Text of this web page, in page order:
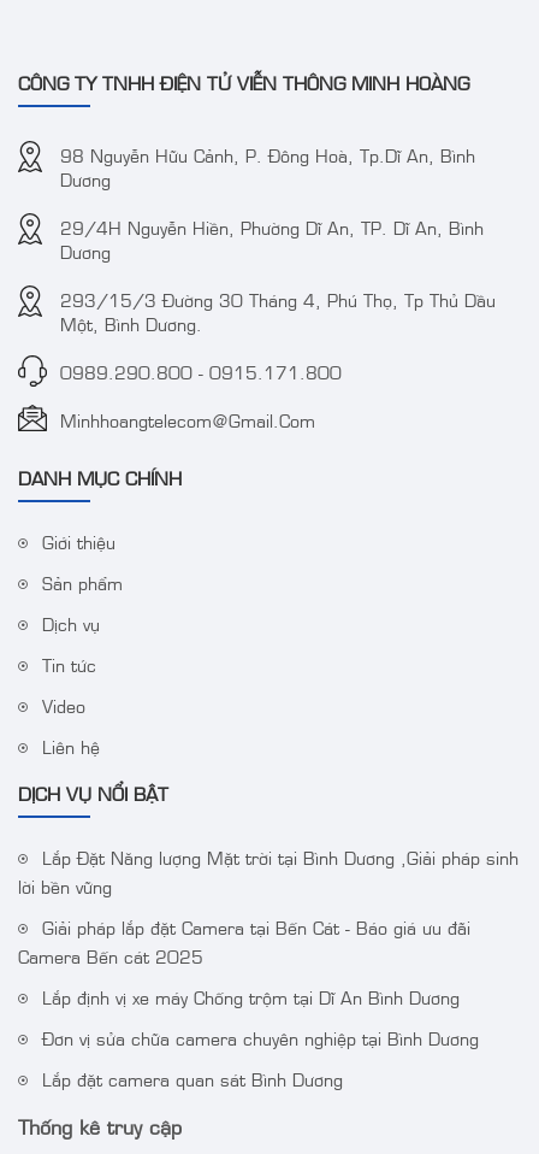
CÔNG TY TNHH ĐIỆN TỬ VIỄN THÔNG MINH HOÀNG
98 Nguyễn Hữu Cảnh, P. Đông Hoà, Tp.Dĩ An, Bình
Dương
29/4H Nguyễn Hiền, Phường Dĩ An, TP. Dĩ An, Bình
Dương
293/15/3 Đường 30 Tháng 4, Phú Thọ, Tp Thủ Dầu
Một, Bình Dương.
0989.290.800 - 0915.171.800
Minhhoangtelecom@gmail.com
DANH MỤC CHÍNH
Giới thiệu
Sản phẩm
Dịch vụ
Tin tức
Video
Liên hệ
DỊCH VỤ NỔI BẬT
Lắp Đặt Năng lượng Mặt trời tại Bình Dương ,Giải pháp sinh
lời bền vững
Giải pháp lắp đặt Camera tại Bến Cát - Báo giá ưu đãi
Camera Bến cát 2025
Lắp định vị xe máy Chống trộm tại Dĩ An Bình Dương
Đơn vị sửa chữa camera chuyên nghiệp tại Bình Dương
Lắp đặt camera quan sát Bình Dương
Thống kê truy cập